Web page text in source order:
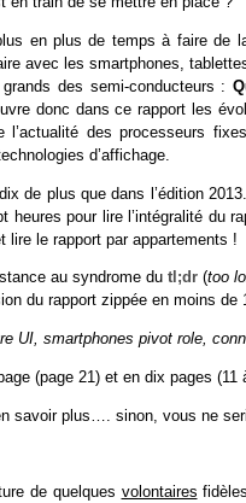
en plus de temps à faire
avec les smartphones,
des semi-conducteurs :
donc dans ce rapport les
l’actualité des processeurs
d’affichage.
de plus que dans l’édition
pour lire l’intégralité du
le rapport par appartements !
au syndrome dutl;dr (too
du rapport zippée en moins
UI, smartphones pivot role,
(page 21) et en dix pages (11
savoir plus…. sinon, vous ne
de quelques volontaires